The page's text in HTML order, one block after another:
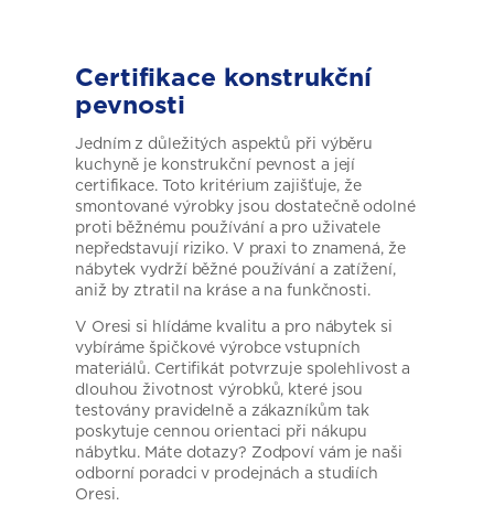
Certifikace konstrukční
pevnosti
Jedním z důležitých aspektů při výběru
kuchyně je konstrukční pevnost a její
certifikace. Toto kritérium zajišťuje, že
smontované výrobky jsou dostatečně odolné
proti běžnému používání a pro uživatele
nepředstavují riziko. V praxi to znamená, že
nábytek vydrží běžné používání a zatížení,
aniž by ztratil na kráse a na funkčnosti.
V Oresi si hlídáme kvalitu a pro nábytek si
vybíráme špičkové výrobce vstupních
materiálů. Certifikát potvrzuje spolehlivost a
dlouhou životnost výrobků, které jsou
testovány pravidelně a zákazníkům tak
poskytuje cennou orientaci při nákupu
nábytku. Máte dotazy? Zodpoví vám je naši
odborní poradci v prodejnách a studiích
Oresi.